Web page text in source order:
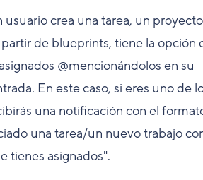
usuario crea una tarea, un
de blueprints, tiene la opción
@mencionándolos en su
En este caso, si eres uno de
una notificación con el
una tarea/un nuevo trabajo
tienes asignados".